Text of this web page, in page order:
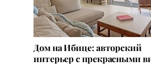
Дом на Ибице: авторский
интерьер с прекрасными